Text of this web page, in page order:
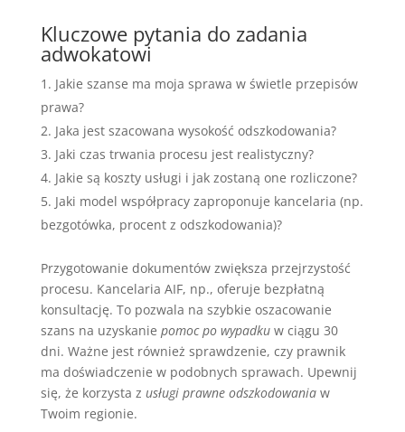
Kluczowe pytania do zadania
adwokatowi
Jakie szanse ma moja sprawa w świetle przepisów
prawa?
Jaka jest szacowana wysokość odszkodowania?
Jaki czas trwania procesu jest realistyczny?
Jakie są koszty usługi i jak zostaną one rozliczone?
Jaki model współpracy zaproponuje kancelaria (np.
bezgotówka, procent z odszkodowania)?
Przygotowanie dokumentów zwiększa przejrzystość
procesu. Kancelaria AIF, np., oferuje bezpłatną
konsultację. To pozwala na szybkie oszacowanie
szans na uzyskanie pomoc po wypadkuw ciągu 30
dni. Ważne jest również sprawdzenie, czy prawnik
ma doświadczenie w podobnych sprawach. Upewnij
się, że korzysta z usługi prawne odszkodowaniaw
Twoim regionie.